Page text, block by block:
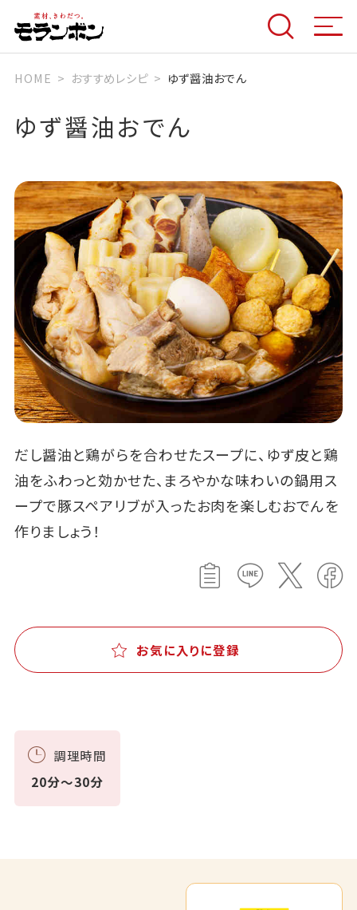
HOME おすすめレシピ ゆず醤油おでん
ゆず醤油おでん
だし醤油と鶏がらを合わせたスープに、ゆず皮と鶏
油をふわっと効かせた、まろやかな味わいの鍋用ス
ープで豚スペアリブが入ったお肉を楽しむおでんを
作りましょう！
お気に入りに登録
調理時間
20分～30分